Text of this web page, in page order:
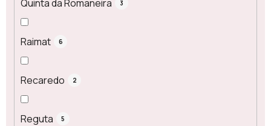
Quinta da Romaneira 3
Raimat 6
Recaredo 2
Reguta 5